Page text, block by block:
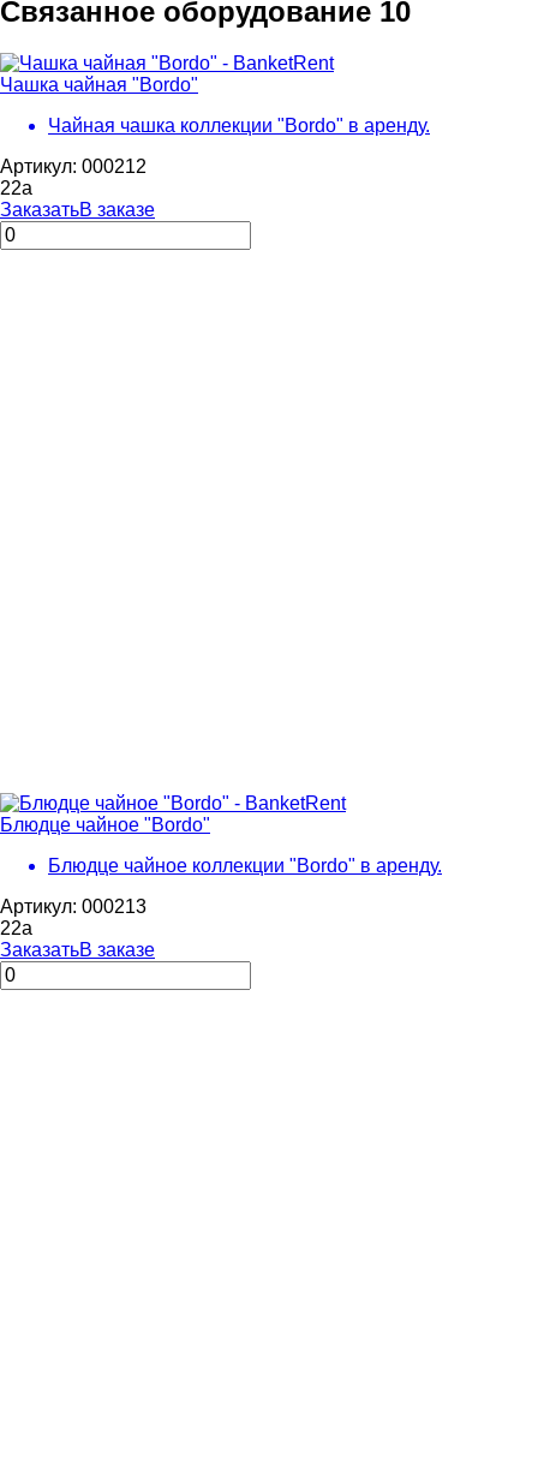
Связанное оборудование 10
Чашка чайная "Bordo"
Чайная чашка коллекции "Bordo" в аренду.
Артикул: 000212
22a
ЗаказатьВ заказе
Блюдце чайное "Bordo"
Блюдце чайное коллекции "Bordo" в аренду.
Артикул: 000213
22a
ЗаказатьВ заказе